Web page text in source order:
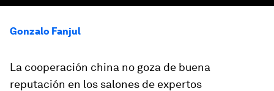
Gonzalo Fanjul
La cooperación china no goza de buena
reputación en los salones de expertos